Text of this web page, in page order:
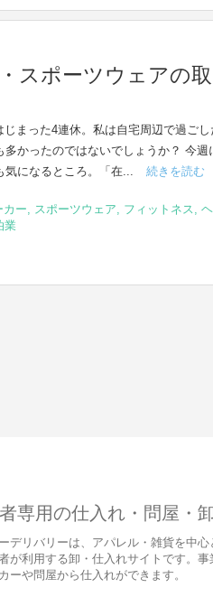
スポーツウェアの取
まった4連休。私は自宅周辺で過ご
かったのではないでしょうか？ 今週
気になるところ。「在...
続きを読む
カー, スポーツウェア, フィットネス,
業
専用の仕入れ・問屋・
デリバリーは、アパレル・雑貨を中
が利用する卸・仕入れサイトです。
ーや問屋から仕入れができます。